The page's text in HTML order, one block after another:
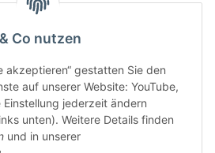
Co nutzen
akzeptieren“ gestatten Sie den
auf unserer Website: YouTube,
jederzeit ändern
unten). Weitere Details finden
und in unserer
frischen, unerwarteten Twist!